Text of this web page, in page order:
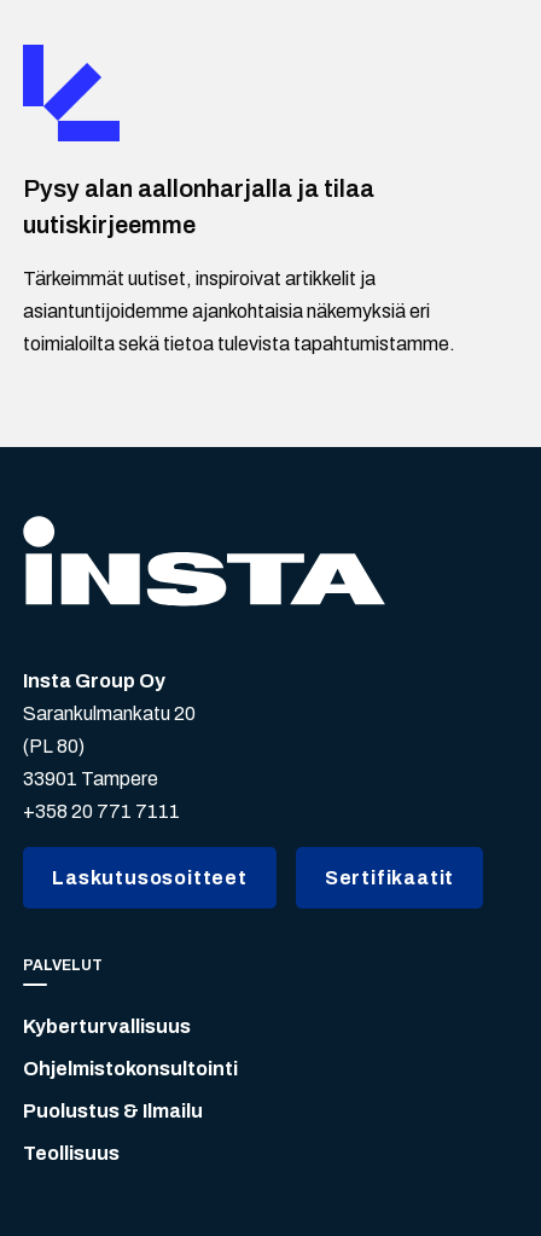
Pysy alan aallonharjalla ja tilaa
uutiskirjeemme
Tärkeimmät uutiset, inspiroivat artikkelit ja
asiantuntijoidemme ajankohtaisia näkemyksiä eri
toimialoilta sekä tietoa tulevista tapahtumistamme.
Insta Group Oy
Sarankulmankatu 20
(PL 80)
33901 Tampere
+358 20 771 7111
Laskutusosoitteet Sertifikaatit
PALVELUT
Kyberturvallisuus
Ohjelmistokonsultointi
Puolustus & Ilmailu
Teollisuus